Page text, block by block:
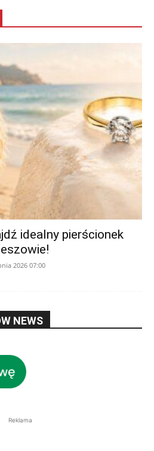
idealny pierścionek
2026 07:00
NEWS
Reklama